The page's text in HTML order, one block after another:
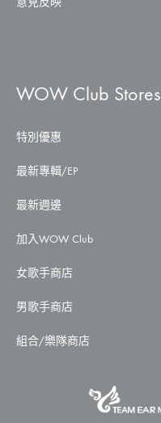
WOW Club Stores
特別優惠
最新專輯/EP
最新週邊
加入WOW Club
女歌手商店
男歌手商店
組合/樂隊商店